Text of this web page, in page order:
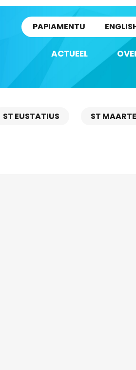
PAPIAMENTU
ACTUEEL
ST EUSTATIUS ST